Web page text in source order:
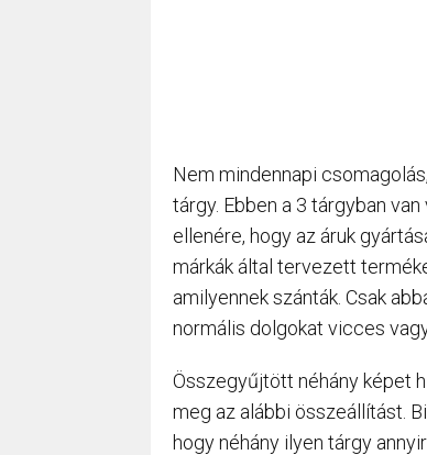
Nem mindennapi
tárgy. Ebben a 3 tárgyban
ellenére, hogy az áruk
márkák által tervezett
amilyennek szánták. Csak
normális dolgokat vicces
Összegyűjtött néhány képet
meg az alábbi összeállítást.
hogy néhány ilyen tárgy